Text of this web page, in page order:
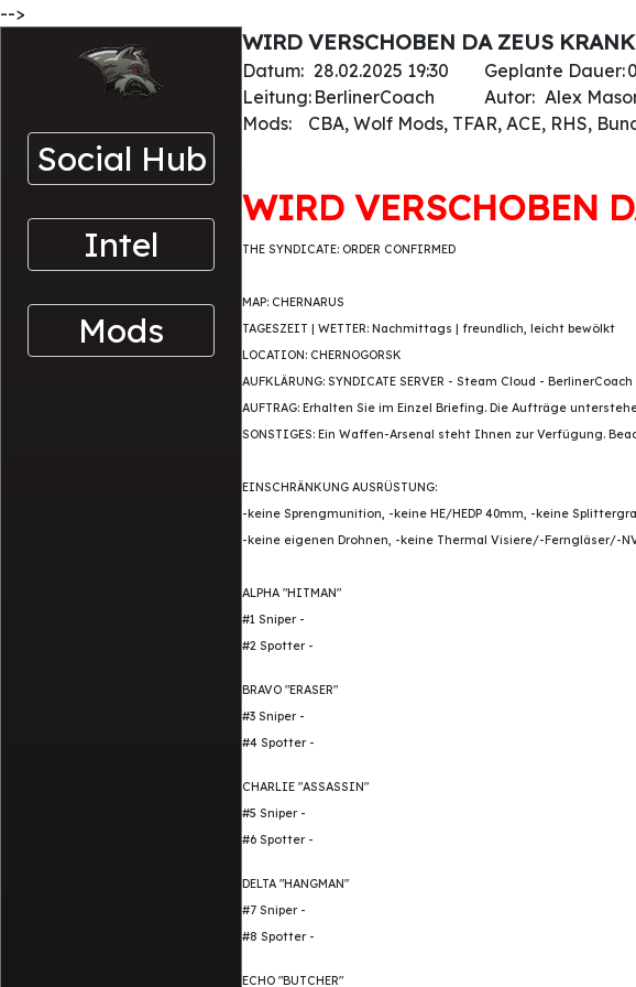
-->
Social Hub
Intel
Mods
WIRD VERSCHOBEN DA ZEUS
Datum: 28.02.2025 19:30 Geplante Dauer:
Leitung: BerlinerCoach Autor: Alex
Mods:
CBA, Wolf Mods, TFAR, ACE, RHS,
WIRD VERSCHOBEN
THE SYNDICATE: ORDER CONFIRMED
MAP: CHERNARUS
TAGESZEIT | WETTER: Nachmittags | freundlich, leicht bewölkt
LOCATION: CHERNOGORSK
AUFKLÄRUNG: SYNDICATE SERVER - Steam Cloud - BerlinerCoach
AUFTRAG: Erhalten Sie im Einzel Briefing. Die Aufträge
SONSTIGES: Ein Waffen-Arsenal steht Ihnen zur Verfügung.
EINSCHRÄNKUNG AUSRÜSTUNG:
-keine Sprengmunition, -keine HE/HEDP 40mm, -keine
-keine eigenen Drohnen, -keine Thermal Visiere/-Ferngläser/-
ALPHA "HITMAN"
#1 Sniper -
#2 Spotter -
BRAVO "ERASER"
#3 Sniper -
#4 Spotter -
CHARLIE "ASSASSIN"
#5 Sniper -
#6 Spotter -
DELTA "HANGMAN"
#7 Sniper -
#8 Spotter -
ECHO "BUTCHER"